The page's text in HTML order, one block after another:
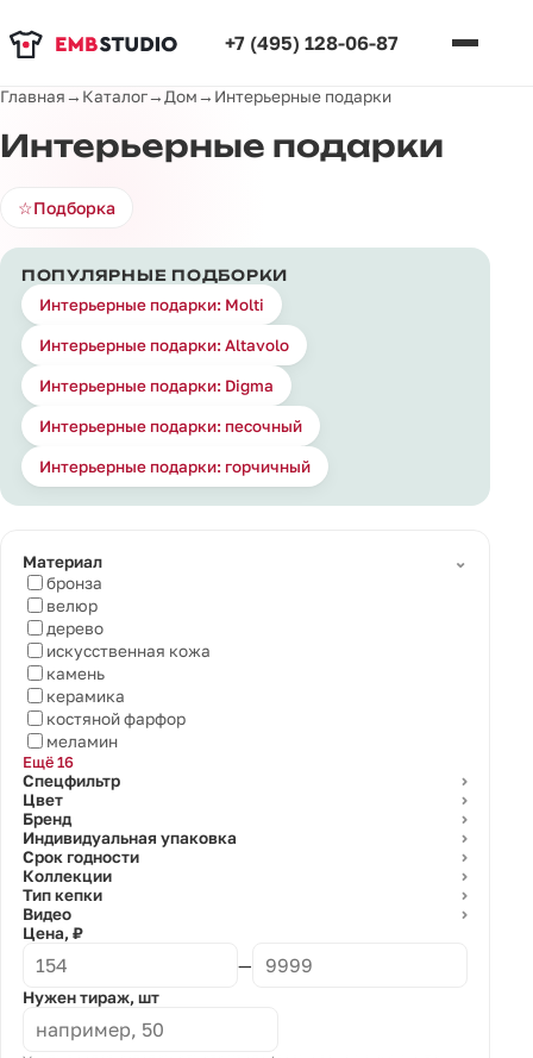
+7 (495) 128-06-87
Главная→ Каталог→ Дом→ Интерьерные подарки
Интерьерные подарки
☆Подборка
ПОПУЛЯРНЫЕ ПОДБОРКИ
Интерьерные подарки: Molti
Интерьерные подарки: Altavolo
Интерьерные подарки: Digma
Интерьерные подарки: песочный
Интерьерные подарки: горчичный
Материал
⌄
бронза
велюр
дерево
искусственная кожа
камень
керамика
костяной фарфор
меламин
Ещё 16
Спецфильтр
⌄
Цвет ⌄
Бренд ⌄
Индивидуальная упаковка ⌄
Срок годности ⌄
Коллекции ⌄
Тип кепки ⌄
Видео ⌄
Цена, ₽
—
Нужен тираж, шт